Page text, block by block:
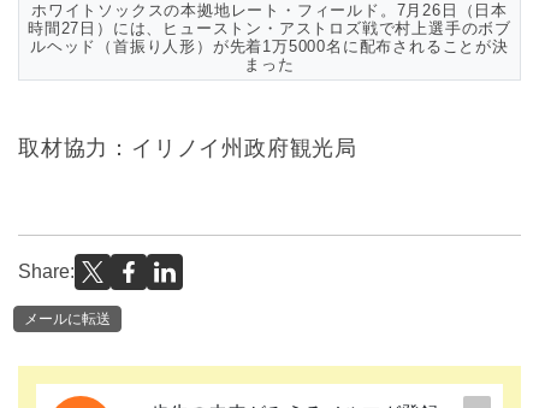
ホワイトソックスの本拠地レート・フィールド。7月26日（日本
時間27日）には、ヒューストン・アストロズ戦で村上選手のボブ
ルヘッド（首振り人形）が先着1万5000名に配布されることが決
まった
取材協力：イリノイ州政府観光局
Share:
メールに転送